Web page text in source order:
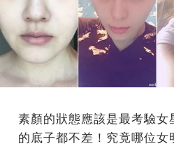
素顏的狀態應該是最考驗
的底子都不差！究竟哪位